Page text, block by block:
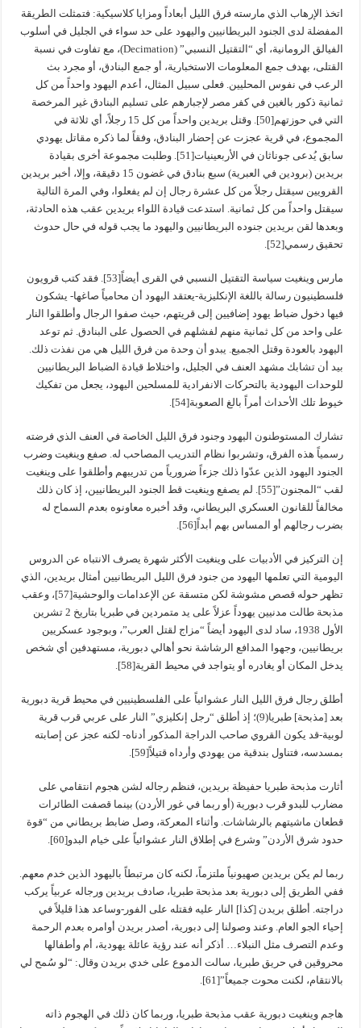
اتخذ الإرهاب الذي مارسته فرق الليل أبعاداً ومزايا كلاسيكية: فتمثلت الطريقة
المفضلة لدى الجنود البريطانيين واليهود على حد سواء في الجليل في أسلوب
الفيالق الرومانية، أي “التقتيل النسبي” (Decimation)، مع تفاوت في نسبة
القتلى، بهدف جمع المعلومات الاستخبارية، أو جمع البنادق، أو مجرد بث
الرعب في نفوس المحليين. فعلى سبيل المثال، أعدم اليهود واحداً من كل
ثمانية ذكور بالغين في كفر مصر لإجبارهم على تسليم البنادق غير المرخصة
التي في حوزتهم[50]. وقتل بريدين واحداً من كل 15 رجلاً، أي ثلاثة في
المجموع، في قرية عجزت عن إحضار البنادق، وفقاً لما ذكره مقاتل يهودي
سابق يُدعى جوناثان في الأربعينيات[51]. وطلبت مجموعة أخرى بقيادة
بريدين (برودين في العبرية) سبع بنادق في غضون 15 دقيقة، وإلا، أخبر بريدين
القرويين سيقتل رجلاً من كل عشرة رجال إن لم يفعلوا، وفي المرة التالية
سيقتل واحداً من كل ثمانية. استدعت قيادة اللواء بريدين عقب هذه الحادثة،
وبعدها لقن بريدين جنوده البريطانيين واليهود ما يجب قوله في حال حدوث
تحقيق رسمي[52].
مارس وينغيت سياسة التقتيل النسبي في القرى أيضاً[53]. فقد كتب قرويون
فلسطينيون رسالة باللغة الإنكليزية-يعتقد اليهود أن محامياً صاغها- يشكون
فيها دخول ضباط يهود إضافيين إلى قريتهم، حيث صفوا الرجال وأطلقوا النار
على واحد من كل ثمانية منهم لفشلهم في الحصول على البنادق. ثم توعد
اليهود بالعودة وقتل الجميع. يبدو أن وحدة من فرق الليل هي من نفذت ذلك.
بيد أن تشابك مشهد العنف في الجليل، واختلاط قيادة الضباط البريطانيين
للوحدات اليهودية بالتحركات الانفرادية للمسلحين اليهود، يجعل من تفكيك
خيوط تلك الأحداث أمراً بالغ الصعوبة[54].
تشارك المستوطنون اليهود وجنود فرق الليل الخاصة في العنف الذي فرضته
رسمياً هذه الفرق، وتشربوا نظام التدريب المصاحب له. صفع وينغيت وضرب
الجنود اليهود الذين عدّوا ذلك جزءاً ضرورياً من تدريبهم وأطلقوا على وينغيت
لقب “المجنون”[55]. لم يصفع وينغيت قط الجنود البريطانيين، إذ كان ذلك
مخالفاً للقانون العسكري البريطاني، وقد أخبره معاونوه بعدم السماح له
بضرب رجالهم أو المساس بهم أبداً[56].
إن التركيز في الأدبيات على وينغيت الأكثر شهرة يصرف الانتباه عن الدروس
اليومية التي تعلمها اليهود من جنود فرق الليل البريطانيين أمثال بريدين، الذي
تظهر حوله قصص مشوشة لكن متسقة عن الإعدامات والوحشية[57]، وعقب
مذبحة طالت مدنيين يهوداً عزلاً على يد متمردين في طبريا بتاريخ 2 تشرين
الأول 1938، ساد لدى اليهود أيضاً “مزاج لقتل العرب”، وبوجود عسكريين
بريطانيين، وجهوا المدافع الرشاشة نحو أهالي دبورية، مستهدفين أي شخص
يدخل المكان أو يغادره أو يتواجد في محيط القرية[58].
أطلق رجال فرق الليل النار عشوائياً على الفلسطينيين في محيط قرية دبورية
بعد [مذبحة] طبريا(9)؛ إذ أطلق “رجل إنكليزي” النار على عربي قرب قرية
لوبية-قد يكون القروي صاحب الدراجة المذكور أدناه- لكنه عجز عن إصابته
بمسدسه، فتناول بندقية من يهودي وأرداه قتيلاً[59].
أثارت مذبحة طبريا حفيظة بريدين، فنظم رجاله لشن هجوم انتقامي على
مضارب للبدو قرب دبورية (أو ربما في غور الأردن) بينما قصفت الطائرات
قطعان ماشيتهم بالرشاشات. وأثناء المعركة، وصل ضابط بريطاني من “قوة
حدود شرق الأردن” وشرع في إطلاق النار عشوائياً على خيام البدو[60].
ربما لم يكن بريدين صهيونياً ملتزماً، لكنه كان مرتبطاً باليهود الذين خدم معهم.
ففي الطريق إلى دبورية بعد مذبحة طبريا، صادف بريدين ورجاله عربياً يركب
دراجته. أطلق بريدن [كذا] النار عليه فقتله على الفور-وساعد هذا قليلاً في
إحياء الجو العام. وعند وصولنا إلى دبورية، أصدر بريدن أوامره بعدم الرحمة
وعدم التصرف مثل النبلاء… أذكر أنه عند رؤية عائلة يهودية، أم وأطفالها
محروقين في حريق طبريا، سالت الدموع على خدي بريدن وقال: “لو سُمح لي
بالانتقام، لكنت محوت جميعاً”[61].
هاجم وينغيت دبورية عقب مذبحة طبريا، وربما كان ذلك في الهجوم ذاته